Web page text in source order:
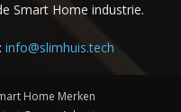
Smart Home industrie.
info@slimhuis.tech
Home Merken